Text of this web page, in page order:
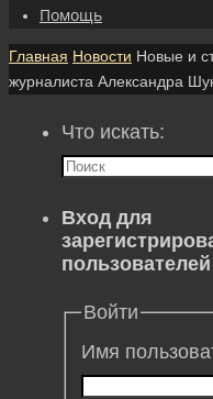
Помощь
Главная Новости Новые и
журналиста Александра
Что искать:
Вход для
пользователей
Войти
Имя